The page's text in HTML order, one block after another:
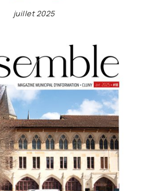
juillet 2025